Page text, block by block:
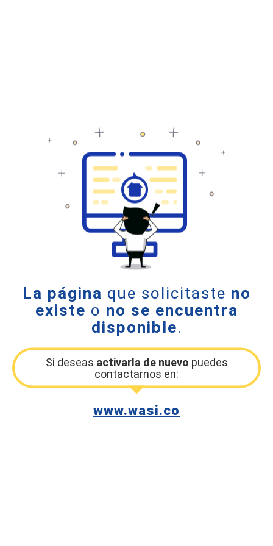
La página que solicitaste no
existe o no se encuentra
disponible.
Si deseas activarla de nuevo puedes
contactarnos en:
www.wasi.co